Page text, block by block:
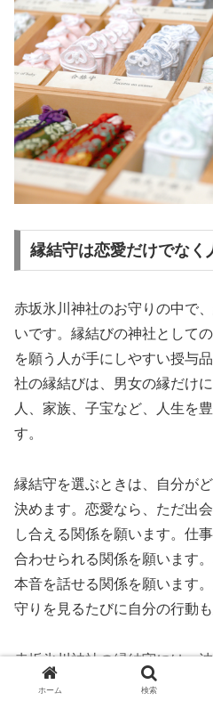
縁結守は恋愛だけでなく
赤坂氷川神社のお守りの中で
いです。縁結びの神社として
を願う人が手にしやすい授与
社の縁結びは、男女の縁だけ
人、家族、子宝など、人生を
す。
縁結守を選ぶときは、自分が
決めます。恋愛なら、ただ出
し合える関係を願います。仕
合わせられる関係を願います
本音を話せる関係を願います
守りを見るたびに自分の行動
赤坂氷川神社の縁結守には、
あります。波に千鳥は、荒い
ホーム 検索